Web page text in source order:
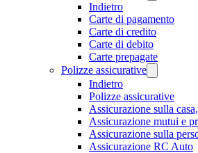
Indietro
Carte di pagamento
Carte di credito
Carte di debito
Carte prepagate
Polizze assicurative
Indietro
Polizze assicurative
Assicurazione sulla
Assicurazione mutui e
Assicurazione sulla
Assicurazione RC Auto